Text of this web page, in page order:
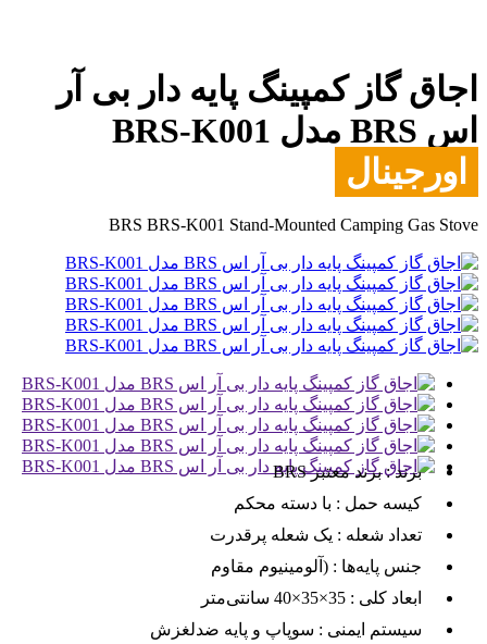
اجاق گاز کمپینگ پایه دار بی آر
اس BRS مدل BRS-K001
اورجینال
BRS BRS-K001 Stand-Mounted Camping Gas Stove
برند :برند معتبر BRS
کیسه حمل : با دسته محکم
تعداد شعله : یک شعله پرقدرت
جنس پایه‌ها : (آلومینیوم مقاوم
ابعاد کلی : 35×35×40 سانتی‌متر
سیستم ایمنی : سوپاپ و پایه ضدلغزش